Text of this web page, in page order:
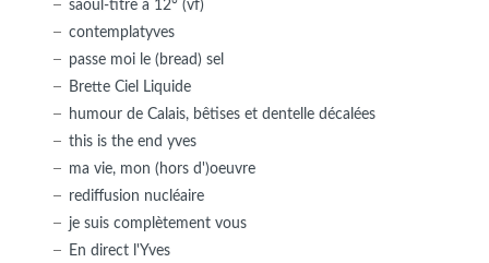
saoul-titre à 12° (vf)
contemplatyves
passe moi le (bread) sel
Brette Ciel Liquide
humour de Calais, bêtises et dentelle décalées
this is the end yves
ma vie, mon (hors d')oeuvre
rediffusion nucléaire
je suis complètement vous
En direct l'Yves